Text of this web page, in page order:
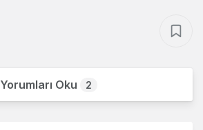
Yorumları Oku 2